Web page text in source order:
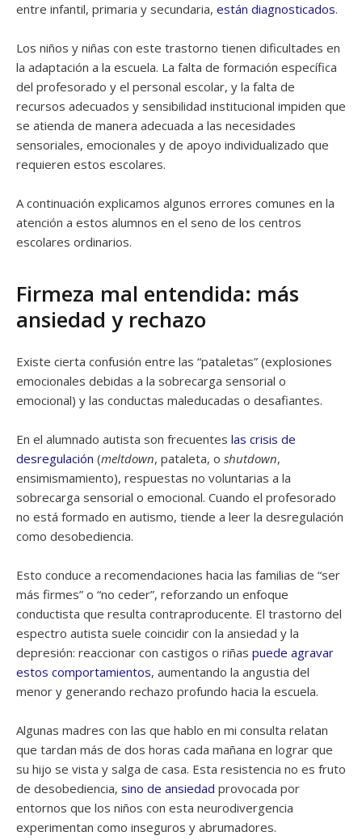
entre infantil, primaria y secundaria, están diagnosticados.
Los niños y niñas con este trastorno tienen dificultades en
la adaptación a la escuela. La falta de formación específica
del profesorado y el personal escolar, y la falta de
recursos adecuados y sensibilidad institucional impiden que
se atienda de manera adecuada a las necesidades
sensoriales, emocionales y de apoyo individualizado que
requieren estos escolares.
A continuación explicamos algunos errores comunes en la
atención a estos alumnos en el seno de los centros
escolares ordinarios.
Firmeza mal entendida: más
ansiedad y rechazo
Existe cierta confusión entre las “pataletas” (explosiones
emocionales debidas a la sobrecarga sensorial o
emocional) y las conductas maleducadas o desafiantes.
En el alumnado autista son frecuentes las crisis de
desregulación (meltdown, pataleta, o shutdown,
ensimismamiento), respuestas no voluntarias a la
sobrecarga sensorial o emocional. Cuando el profesorado
no está formado en autismo, tiende a leer la desregulación
como desobediencia.
Esto conduce a recomendaciones hacia las familias de “ser
más firmes” o “no ceder”, reforzando un enfoque
conductista que resulta contraproducente. El trastorno del
espectro autista suele coincidir con la ansiedad y la
depresión: reaccionar con castigos o riñas puede agravar
estos comportamientos, aumentando la angustia del
menor y generando rechazo profundo hacia la escuela.
Algunas madres con las que hablo en mi consulta relatan
que tardan más de dos horas cada mañana en lograr que
su hijo se vista y salga de casa. Esta resistencia no es fruto
de desobediencia, sino de ansiedad provocada por
entornos que los niños con esta neurodivergencia
experimentan como inseguros y abrumadores.